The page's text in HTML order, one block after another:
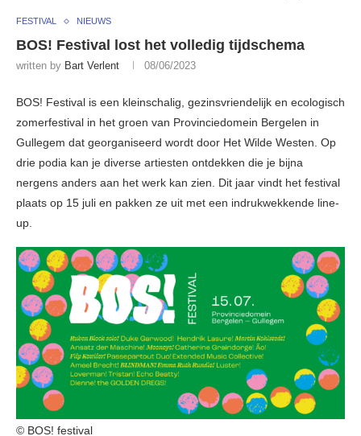
FESTIVAL NIEUWS
BOS! Festival lost het volledig tijdschema
written by Bart Verlent 08/06/2023
BOS! Festival is een kleinschalig, gezinsvriendelijk en ecologisch
zomerfestival in het groen van Provinciedomein Bergelen in
Gullegem dat georganiseerd wordt door Het Wilde Westen. Op
drie podia kan je diverse artiesten ontdekken die je bijna
nergens anders aan het werk kan zien. Dit jaar vindt het festival
plaats op 15 juli en pakken ze uit met een indrukwekkende line-
up.
© BOS! festival